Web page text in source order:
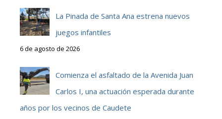
La Pinada de Santa Ana estrena nuevos
juegos infantiles
6 de agosto de 2026
Comienza el asfaltado de la Avenida Juan
Carlos I, una actuación esperada durante
años por los vecinos de Caudete